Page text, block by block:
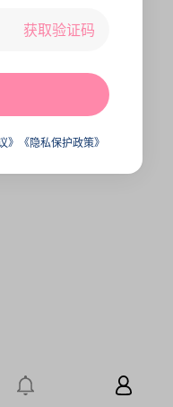
获取验证码
》 《隐私保护政策》
一下试试